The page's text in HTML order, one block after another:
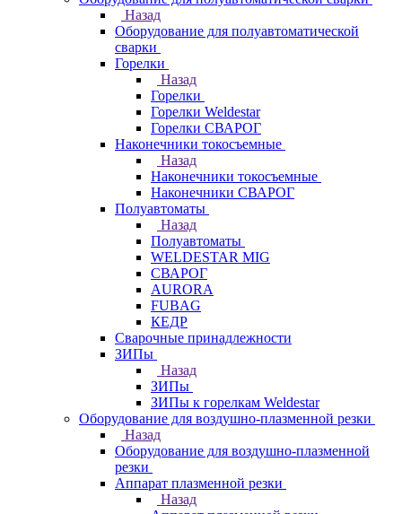
Назад
Оборудование для полуавтоматической
сварки
Горелки
Назад
Горелки
Горелки Weldestar
Горелки СВАРОГ
Наконечники токосъемные
Назад
Наконечники токосъемные
Наконечники СВАРОГ
Полуавтоматы
Назад
Полуавтоматы
WELDESTAR MIG
СВАРОГ
AURORA
FUBAG
КЕДР
Сварочные принадлежности
ЗИПы
Назад
ЗИПы
ЗИПы к горелкам Weldestar
Оборудование для воздушно-плазменной резки
Назад
Оборудование для воздушно-плазменной
резки
Аппарат плазменной резки
Назад